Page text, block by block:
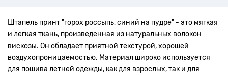
Штапель принт "горох россыпь, синий на пудре" - это мягкая
и легкая ткань, произведенная из натуральных волокон
вискозы. Он обладает приятной текстурой, хорошей
воздухопроницаемостью. Материал широко используется
для пошива летней одежды, как для взрослых, так и для